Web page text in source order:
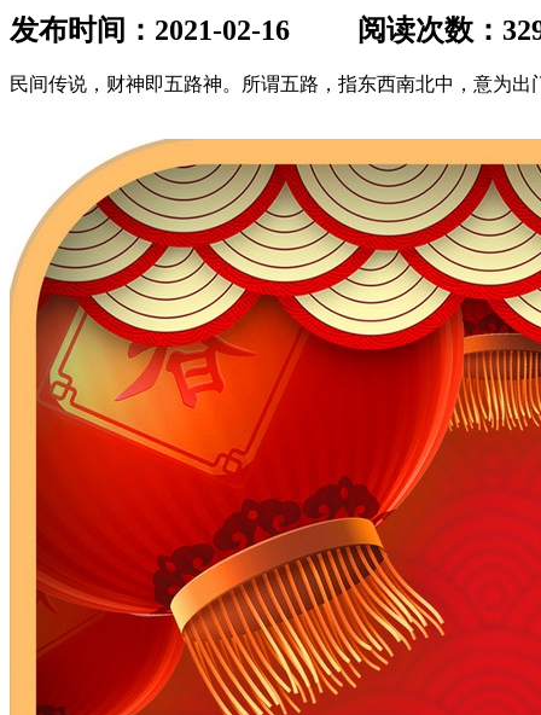
发布时间：2021-02-16 阅读次数：
民间传说，财神即五路神。所谓五路，指东西南北中，意为出